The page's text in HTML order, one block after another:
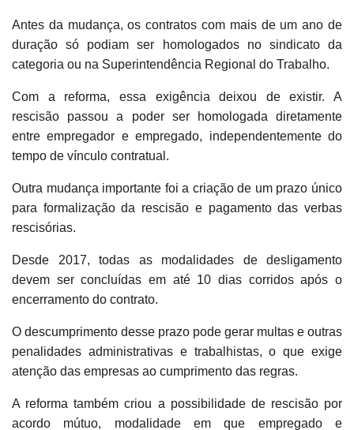
Antes da mudança, os contratos com mais de um ano de
duração só podiam ser homologados no sindicato da
categoria ou na Superintendência Regional do Trabalho.
Com a reforma, essa exigência deixou de existir. A
rescisão passou a poder ser homologada diretamente
entre empregador e empregado, independentemente do
tempo de vínculo contratual.
Outra mudança importante foi a criação de um prazo único
para formalização da rescisão e pagamento das verbas
rescisórias.
Desde 2017, todas as modalidades de desligamento
devem ser concluídas em até 10 dias corridos após o
encerramento do contrato.
O descumprimento desse prazo pode gerar multas e outras
penalidades administrativas e trabalhistas, o que exige
atenção das empresas ao cumprimento das regras.
A reforma também criou a possibilidade de rescisão por
acordo mútuo, modalidade em que empregado e